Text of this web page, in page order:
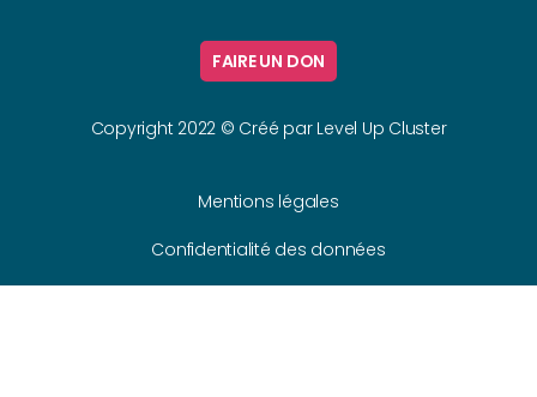
FAIRE UN DON
Copyright 2022 © Créé par Level Up Cluster
Mentions légales
Confidentialité des données